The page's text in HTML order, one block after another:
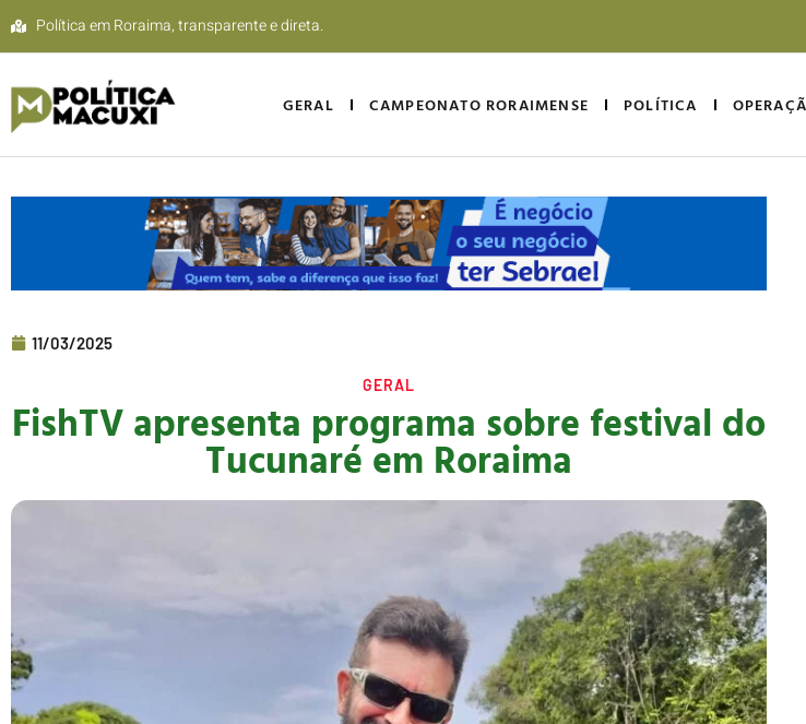
Política em Roraima, transparente e direta.
GERAL CAMPEONATO RORAIMENSE POLÍTICA
11/03/2025
GERAL
FishTV apresenta programa sobre festival do
Tucunaré em Roraima